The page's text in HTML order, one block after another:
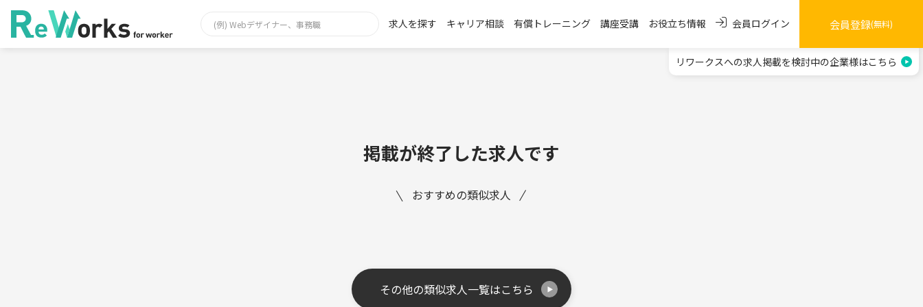
求人を探す キャリア相談 有償トレーニング 講座受講 お役立ち情報 会員ログイン 会員登録(無料)
リワークスへの求人掲載を検討中の企業様はこちら
掲載が終了した求人です
おすすめの類似求人
その他の類似求人一覧はこちら